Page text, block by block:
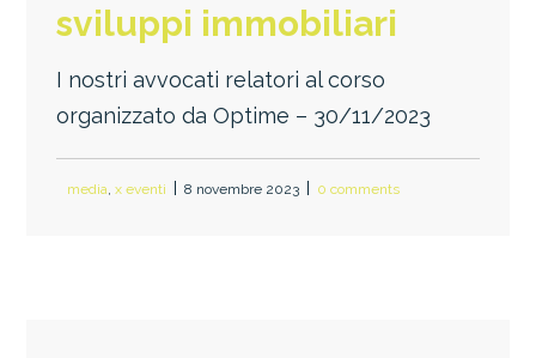
sviluppi immobiliari
I nostri avvocati relatori al corso
organizzato da Optime – 30/11/2023
media x eventi 8 novembre 2023 0 comments